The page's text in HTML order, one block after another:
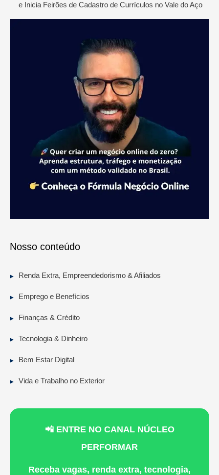
e Inicia Feirões de Cadastro de Currículos no Vale do Aço
Nosso conteúdo
Renda Extra, Empreendedorismo & Afiliados
Emprego e Benefícios
Finanças & Crédito
Tecnologia & Dinheiro
Bem Estar Digital
Vida e Trabalho no Exterior
📲 ENTRE NO CANAL NÚCLEO
PERFORMAR
Receba vagas, renda extra, tecnologia,